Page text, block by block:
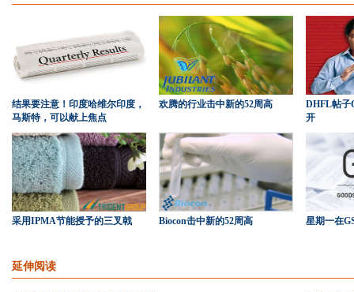
结果要注意！印度哈维尔印度，
马斯特，可以献上焦点
欢腾的行业击中新的52周高
DHFL帖子
开
采用IPMA节能授予的三叉戟 Biocon击中新的52周高 星期一在
延伸阅读